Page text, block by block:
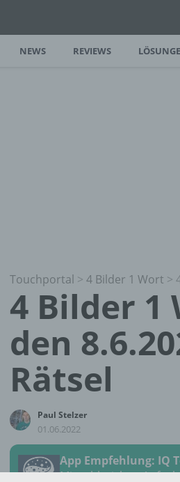
NEWS REVIEWS
Touchportal > 4 Bilder 1 Wort >
4 Bilder 1
den
Rätsel
Paul Stelzer
01.06.2022
App Empfehlung: IQ
Mit zahlreichen